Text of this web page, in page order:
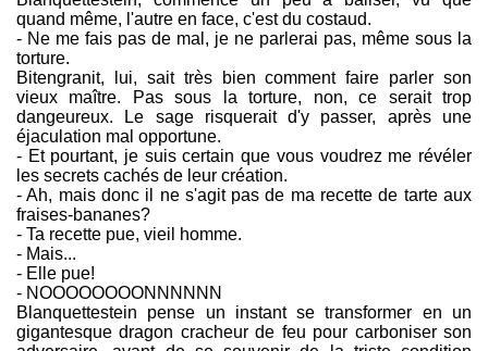
quand même, l'autre en face, c'est du costaud.
- Ne me fais pas de mal, je ne parlerai pas, même sous la
torture.
Bitengranit, lui, sait très bien comment faire parler son
vieux maître. Pas sous la torture, non, ce serait trop
dangeureux. Le sage risquerait d'y passer, après une
éjaculation mal opportune.
- Et pourtant, je suis certain que vous voudrez me révéler
les secrets cachés de leur création.
- Ah, mais donc il ne s'agit pas de ma recette de tarte aux
fraises-bananes?
- Ta recette pue, vieil homme.
- Mais...
- Elle pue!
- NOOOOOOOONNNNNN
Blanquettestein pense un instant se transformer en un
gigantesque dragon cracheur de feu pour carboniser son